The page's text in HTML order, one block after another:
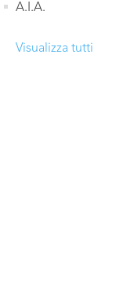
A.I.A.
Visualizza tutti